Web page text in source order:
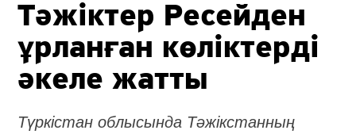
Тәжіктер Ресейден
ұрланған көліктерді
әкеле жатты
Түркістан облысында Тәжікстанның